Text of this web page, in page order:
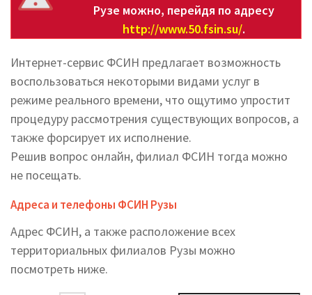
Рузе можно, перейдя по адресу
http://www.50.fsin.su/.
Интернет-сервис ФСИН предлагает возможность
воспользоваться некоторыми видами услуг в
режиме реального времени, что ощутимо упростит
процедуру рассмотрения существующих вопросов, а
также форсирует их исполнение.
Решив вопрос онлайн, филиал ФСИН тогда можно
не посещать.
Адреса и телефоны ФСИН Рузы
Адрес ФСИН, а также расположение всех
территориальных филиалов Рузы можно
посмотреть ниже.